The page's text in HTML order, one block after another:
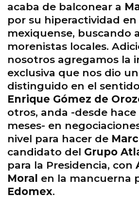
acaba de balconear a
por su hiperactividad
mexiquense, buscando
morenistas locales.
nosotros agregamos la
exclusiva que nos dio
distinguido en el
Enrique Gómez de
otros, anda -desde
meses- en
nivel para hacer de
candidato del Grupo
para la Presidencia, con
Moral en la mancuerna
Edomex.